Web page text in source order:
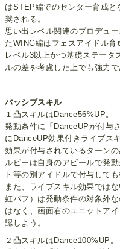
はSTEP編でのセンター育成
奨される。
思い出レベル関連のプロデュ
たWING編はフェスアイドル
レベル3以上かつ基礎ステータ
ルの差を考慮した上でも強力で
パッシブスキル
１凸スキルは Dance56%UP 。
発動条件に「DanceUPが付与
にDanceUP効果付きライブス
効果が付与されているターン
ルビーは自身のアピールで発
ト等の別アイドルで付与しても
また、ライブスキル効果では
虹バフ）は発動条件の対象外
はなく、画面右のユニットア
認しよう。
２凸スキルは Dance100%UP 。